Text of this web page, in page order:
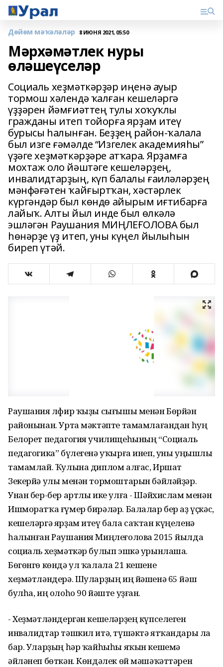
Дөйөм мәҡәләләр 8 ИЮНЯ 2021, 05:50
Мәрхәмәтлек нуры
өләшеүселәр
Социаль хеҙмәткәрҙәр иңенә ауыр
тормош хәлендә ҡалған кешеләргә
үҙҙәрен йәмғиәттең тулы хоҡуҡлы
гражданы итеп тойорға ярҙам итеү
бурысы һалынған. Беҙҙең район-ҡалала
был изге ғәмәлде “Изгелек академияһы”
үҙәге хеҙмәткәрҙәре атҡара. Ярҙамға
мохтаж оло йәштәге кешеләрҙең,
инвалидтарҙың, күп балалы ғаиләләрҙең
мәнфәғәтен ҡайғыртҡан, хәстәрлек
күргәндәр был көндө айырым иғтибарға
лайыҡ. Алты йыл инде был өлкәлә
эшләгән Раушания МИҢЛЕҒОЛОВА был
һөнәрҙе үҙ итеп, уны күңел йылыһын
биреп үтәй.
Раушания Әлфир ҡыҙы сығышы менән Бөрйән
районынан. Урта мәктәпте тамамлағандан һуң
Белорет педагогия училищеһының “Социаль
педагогика” бүлегенә уҡырға инеп, уны уңышлы
тамамлай. Ҡулына диплом алғас, Иршат
Зекерйә улы менән тормоштарын бәйләйҙәр.
Унан бер-бер артлы ике улға - Шәйхислам менән
Ишморатҡа ғүмер бирәләр. Балалар бер аҙ үҫкәс,
кешеләргә ярҙам итеү бала саҡтан күңеленә
һалынған Раушания Миңлеғолова 2015 йылда
социаль хеҙмәткәр булып эшкә урынлаша.
Бөгөнгө көндә ул ҡалала 21 кешене
хеҙмәтләндерә. Шуларҙың иң йәшенә 65 йәш
булһа, иң олоһо 90 йәште уҙған.
- Хеҙмәтләндергән кешеләрҙең күпселеген
инвалидтар тәшкил итә, түшәктә ятҡандары ла
бар. Уларҙың һәр ҡайһыһы яҡын кешемә
әйләнеп бөткән. Көндәлек өй мәшәҡәттәрен